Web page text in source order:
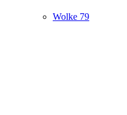
Wolke 79